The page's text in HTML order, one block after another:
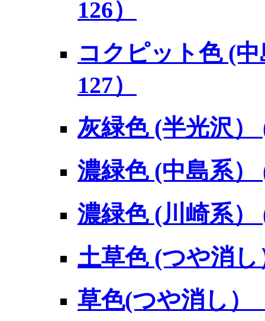
126）
コクピット色 (
127）
灰緑色 (半光沢）
濃緑色 (中島系）
濃緑色 (川崎系）
土草色 (つや消し
草色(つや消し